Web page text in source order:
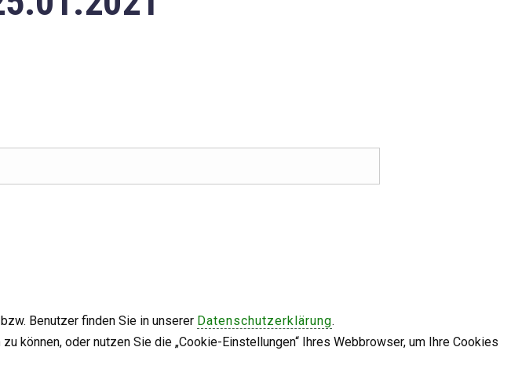
Benutzer finden Sie in unserer Datenschutzerklärung.
können, oder nutzen Sie die „Cookie-Einstellungen“ Ihres Webbrowser, um Ihre Cookies